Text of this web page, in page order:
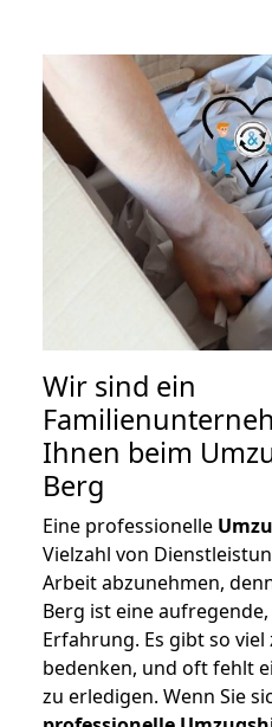
Wir sind ein
Ihnen beim
Berg
Eine professionelle
Vielzahl von
Arbeit abzunehmen,
Berg ist eine
Erfahrung. Es gibt so viel
bedenken, und oft fehlt
zu erledigen. Wenn Sie